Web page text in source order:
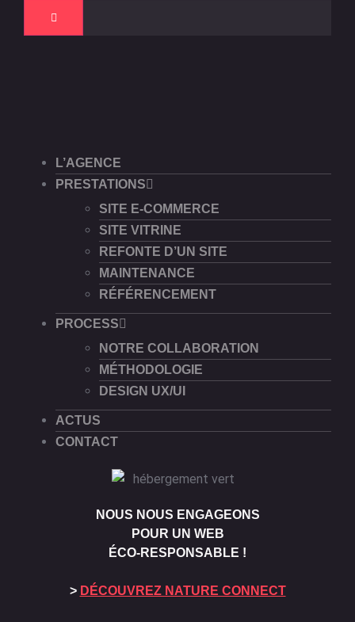
L’AGENCE
PRESTATIONS
SITE E-COMMERCE
SITE VITRINE
REFONTE D’UN SITE
MAINTENANCE
RÉFÉRENCEMENT
PROCESS
NOTRE COLLABORATION
MÉTHODOLOGIE
DESIGN UX/UI
ACTUS
CONTACT
NOUS NOUS ENGAGEONS
POUR UN WEB
ÉCO-RESPONSABLE !
> DÉCOUVREZ NATURE CONNECT